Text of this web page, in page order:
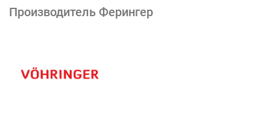
Производитель Ферингер